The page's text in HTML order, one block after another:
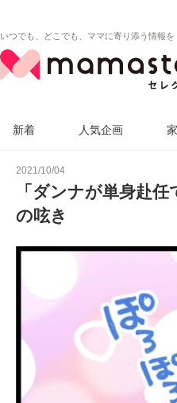
いつでも、どこでも、ママに寄り添う情報を
新着 人気企画
2021/10/04
「ダンナが単身赴
の呟き